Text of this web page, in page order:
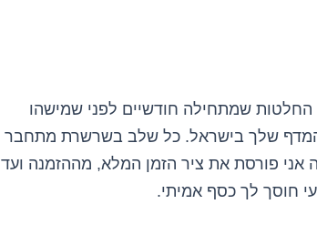
שמתחילה חודשיים לפני שמישהו
המדף שלך בישראל. כל שלב בשרשרת מתחבר
פורסת את ציר הזמן המלא, מההזמנה ועד
חוסך לך כסף אמיתי.